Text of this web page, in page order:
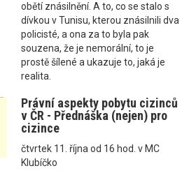
obětí znásilnění. A to, co se stalo s
dívkou v Tunisu, kterou znásilnili dva
policisté, a ona za to byla pak
souzena, že je nemorální, to je
prostě šílené a ukazuje to, jaká je
realita.
Právní aspekty pobytu cizinců
v ČR - Přednáška (nejen) pro
cizince
čtvrtek 11. října od 16 hod. v MC
Klubíčko